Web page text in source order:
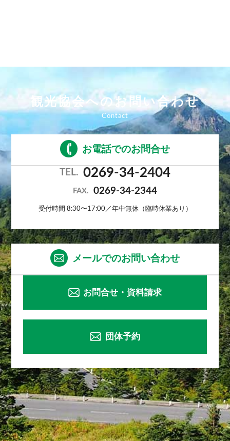
観光協会へのお問い合わせ
お電話でのお問合せ
TEL. 0269-34-2404
FAX. 0269-34-2344
受付時間 8:30〜17:00／年中無休（臨時休業あり）
メールでのお問い合わせ
お問合せ・資料請求
団体予約